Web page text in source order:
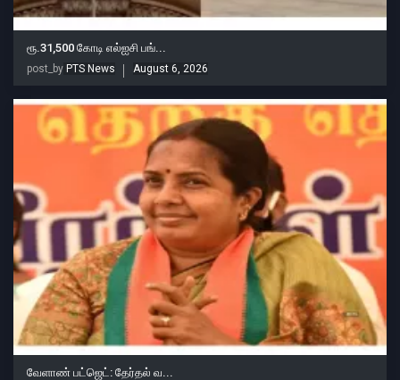
ரூ.31,500 கோடி எல்ஐசி பங்...
post_by PTS News August 6, 2026
வேளாண் பட்ஜெட்: தேர்தல் வ...